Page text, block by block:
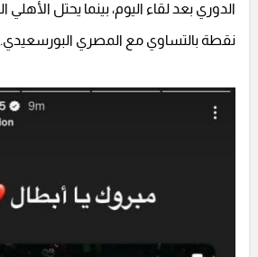
نقطة بالتساوي مع المصري البورسعيدي.